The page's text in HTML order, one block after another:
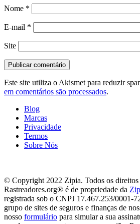
Nome *
E-mail *
Site
Este site utiliza o Akismet para reduzir
em comentários são processados.
Blog
Marcas
Privacidade
Termos
Sobre Nós
© Copyright 2022 Zipia. Todos os direitos
Rastreadores.org® é de propriedade da
registrada sob o CNPJ 17.467.253/0001-
grupo de sites de seguros e finanças de
nosso formulário para simular a sua